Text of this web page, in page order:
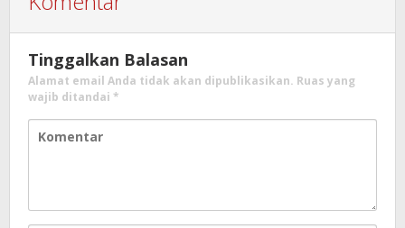
Tinggalkan Balasan
Alamat email Anda tidak akan dipublikasikan. Ruas yang
wajib ditandai *